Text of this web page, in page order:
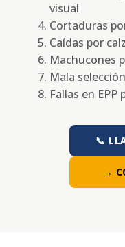
visual
Cortaduras
Caídas por
Machucones
Mala
Fallas en
📞
→